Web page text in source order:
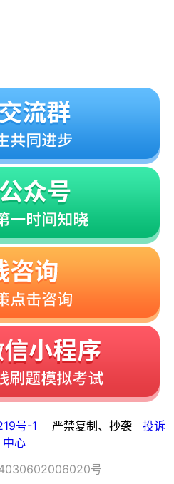
号-1 严禁复制、抄袭 投诉
中心
号